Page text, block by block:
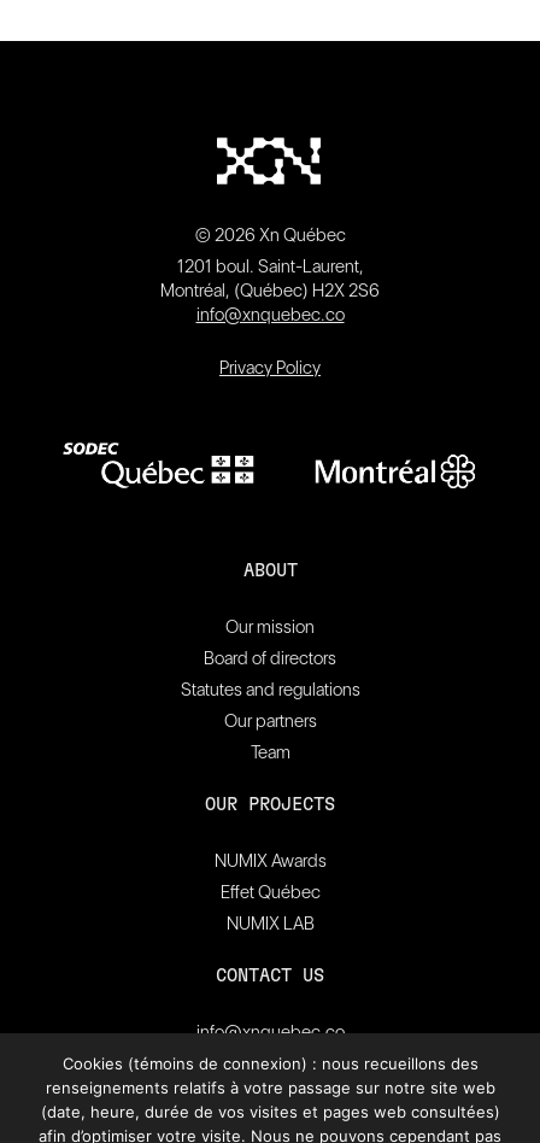
© 2026 Xn Québec
1201 boul. Saint-Laurent,
Montréal, (Québec) H2X 2S6
info@xnquebec.co
Privacy Policy
ABOUT
Our mission
Board of directors
Statutes and regulations
Our partners
Team
OUR PROJECTS
NUMIX Awards
Effet Québec
NUMIX LAB
CONTACT US
info@xnquebec.co
Press room
FAQ
Cookies (témoins de connexion) : nous recueillons des
renseignements relatifs à votre passage sur notre site web
(date, heure, durée de vos visites et pages web consultées)
afin d’optimiser votre visite. Nous ne pouvons cependant pas